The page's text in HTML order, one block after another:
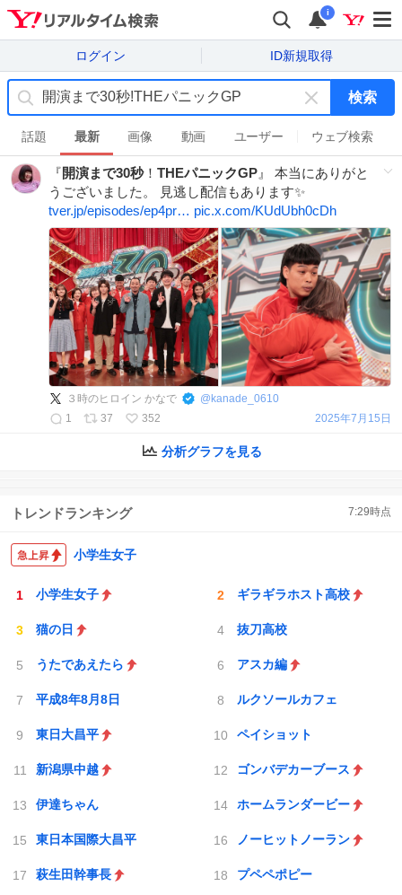
i
ログイン ID新規取得
キ
ー
ワ
ー
を
消
す
検索
話題 最新 画像 動画 ユーザー ウェブ検索
『開演まで30秒！ THEパニックGP 』 本当にありがと
うございました。 見逃し配信もあります✨
tver.jp/episodes/ep4pr… pic.x.com/KUdUbh0cDh
３時のヒロイン かなで @ kanade_0610
1
37 352 2025年7月15日
分析グラフを見る
トレンドランキング 7:29時点
小学生女子
小学生女子 ギラギラホスト高校
猫の日 抜刀高校
うたであえたら アスカ編
平成8年8月8日 ルクソールカフェ
東日大昌平 ペイショット
新潟県中越 ゴンバデカーブース
伊達ちゃん ホームランダービー
東日本国際大昌平 ノーヒットノーラン
萩生田幹事長 プペペポピー